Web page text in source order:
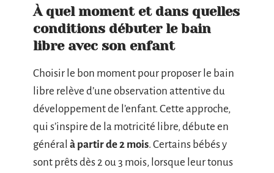
À quel moment et dans quelles
conditions débuter le bain
libre avec son enfant
Choisir le bon moment pour proposer le bain
libre relève d’une observation attentive du
développement de l’enfant. Cette approche,
qui s’inspire de la motricité libre, débute en
général à partir de 2 mois. Certains bébés y
sont prêts dès 2 ou 3 mois, lorsque leur tonus